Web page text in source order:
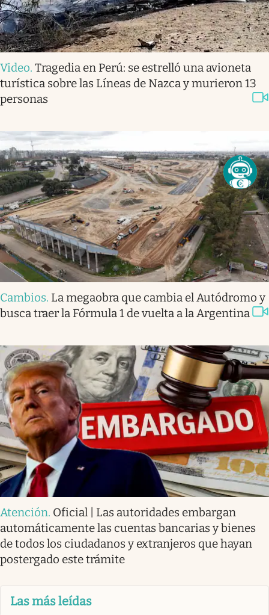
Video. Tragedia en Perú: se estrelló una avioneta
turística sobre las Líneas de Nazca y murieron 13
personas
Cambios. La megaobra que cambia el Autódromo y
busca traer la Fórmula 1 de vuelta a la Argentina
Atención. Oficial | Las autoridades embargan
automáticamente las cuentas bancarias y bienes
de todos los ciudadanos y extranjeros que hayan
postergado este trámite
Las más leídas